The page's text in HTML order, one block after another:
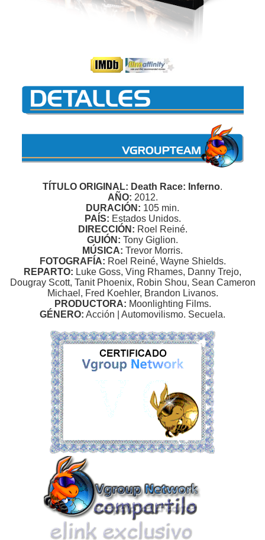
TÍTULO ORIGINAL: Death Race: Inferno.
AÑO: 2012.
DURACIÓN: 105 min.
PAÍS: Estados Unidos.
DIRECCIÓN: Roel Reiné.
GUIÓN: Tony Giglion.
MÚSICA: Trevor Morris.
FOTOGRAFÍA: Roel Reiné, Wayne Shields.
REPARTO: Luke Goss, Ving Rhames, Danny Trejo,
Dougray Scott, Tanit Phoenix, Robin Shou, Sean Cameron
Michael, Fred Koehler, Brandon Livanos.
PRODUCTORA: Moonlighting Films.
GÉNERO: Acción | Automovilismo. Secuela.